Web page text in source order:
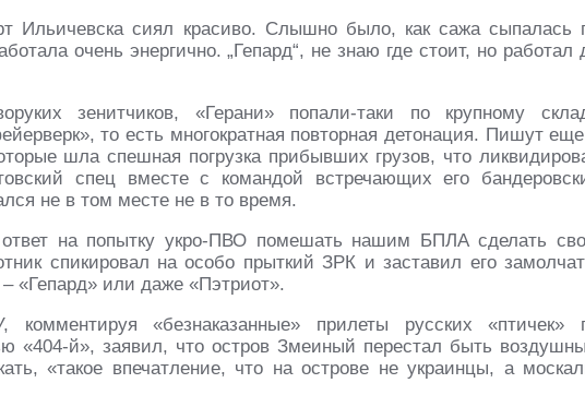
Ильичевска сиял красиво. Слышно было, как сажа сыпалась
очень энергично. „Гепард“, не знаю где стоит, но работал
зенитчиков, «Герани» попали-таки по крупному
то есть многократная повторная детонация. Пишут
шла спешная погрузка прибывших грузов, что
спец вместе с командой встречающих его
не в том месте не в то время.
ответ на попытку укро-ПВО помешать нашим БПЛА сделать
спикировал на особо прыткий ЗРК и заставил его
«Гепард» или даже «Пэтриот».
«безнаказанные» прилеты русских «птичек»
«404-й», заявил, что остров Змеиный перестал быть
«такое впечатление, что на острове не украинцы, а